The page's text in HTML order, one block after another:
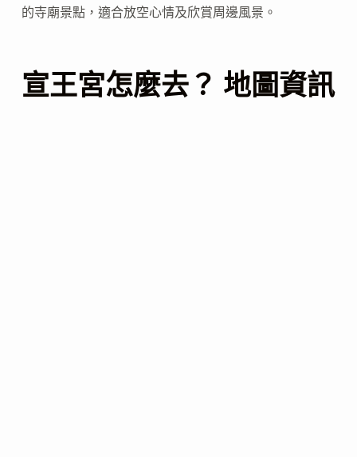
的寺廟景點，適合放空心情及欣賞周邊風景。
宣王宮怎麼去？ 地圖資訊